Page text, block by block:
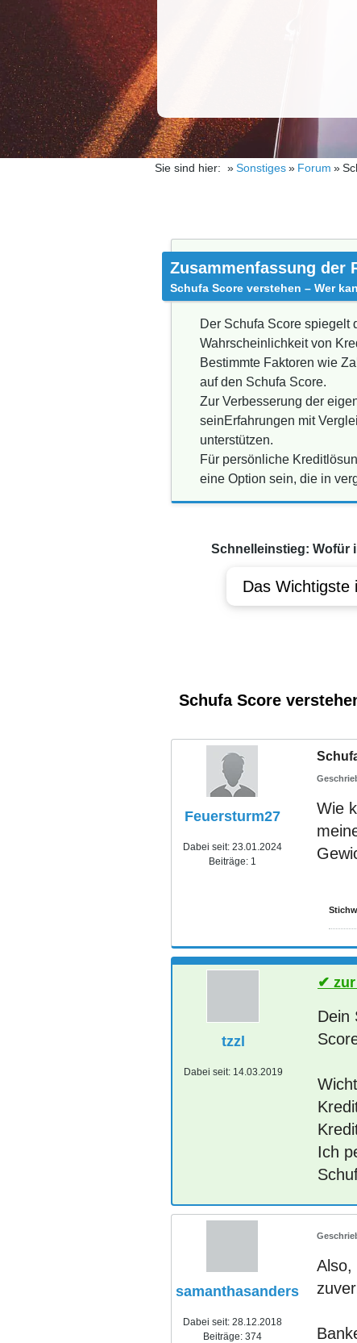
Sie sind hier: Sonstiges Forum
Zusammenfassung der
Schufa Score verstehen – Wer
Der Schufa Score spiegelt
Wahrscheinlichkeit von
Bestimmte Faktoren wie
auf den Schufa Score.
Zur Verbesserung der
seinErfahrungen mit
unterstützen.
Für persönliche
eine Option sein, die in
Schnelleinstieg: Wofür
Das Wichtigste
Schufa Score
Feuersturm27
Dabei seit: 23.01.2024
Beiträge: 1
Wie
tzzl
Dabei seit: 14.03.2019
Dein
Ich
samanthasanders
Dabei seit: 28.12.2018
Beiträge: 374
Also,